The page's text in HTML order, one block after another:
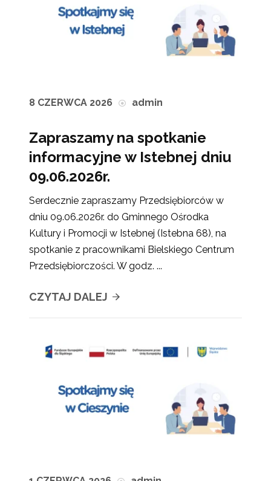
8 CZERWCA 2026 admin
Zapraszamy na spotkanie
informacyjne w Istebnej dniu
09.06.2026r.
Serdecznie zapraszamy Przedsiębiorców w
dniu 09.06.2026r. do Gminnego Ośrodka
Kultury i Promocji w Istebnej (Istebna 68), na
spotkanie z pracownikami Bielskiego Centrum
Przedsiębiorczości. W godz. ...
CZYTAJ DALEJ